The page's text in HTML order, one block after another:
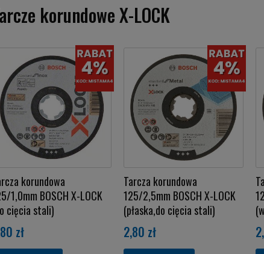
korundowe X-LOCK
korundowa
1,0mm BOSCH X-LOCK
cięcia stali)
zł
Tarcza korundowa
125/2,5mm BOSCH X-LOCK
(płaska,do cięcia stali)
2,80 zł